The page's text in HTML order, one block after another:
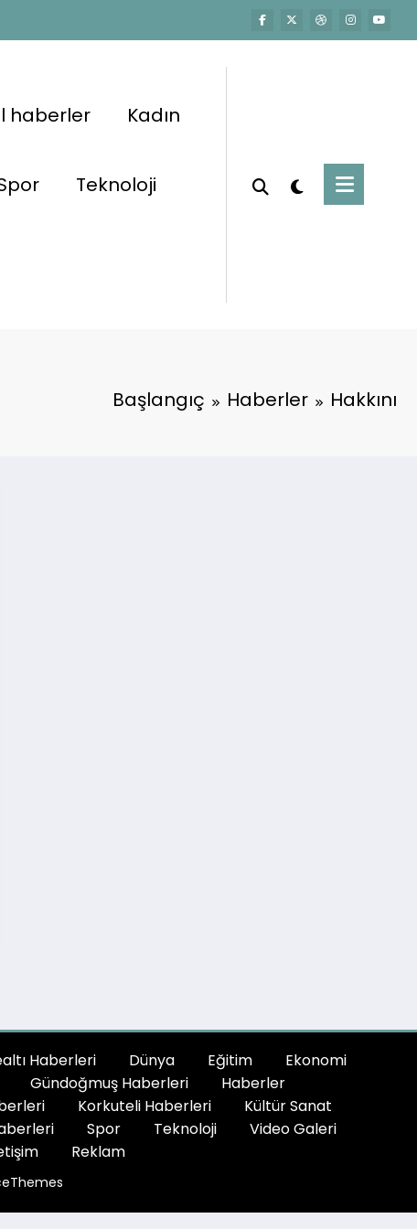
haberler Kadın
Teknoloji
Başlangıç Haberler Hakkını
Haberleri Dünya Eğitim
Ekonomi
Gündoğmuş Haberleri
Haberler
Korkuteli Haberleri
Kültür Sanat
Spor Teknoloji
Video Galeri
Reklam